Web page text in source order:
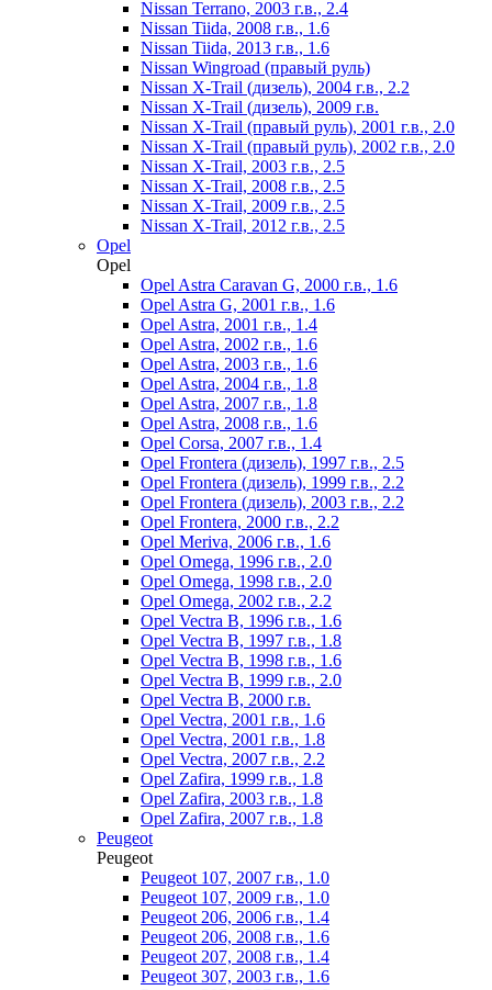
Nissan Terrano, 2003 г.в., 2.4
Nissan Tiida, 2008 г.в., 1.6
Nissan Tiida, 2013 г.в., 1.6
Nissan Wingroad (правый руль)
Nissan X-Trail (дизель), 2004 г.в., 2.2
Nissan X-Trail (дизель), 2009 г.в.
Nissan X-Trail (правый руль), 2001 г.в., 2.0
Nissan X-Trail (правый руль), 2002 г.в., 2.0
Nissan X-Trail, 2003 г.в., 2.5
Nissan X-Trail, 2008 г.в., 2.5
Nissan X-Trail, 2009 г.в., 2.5
Nissan X-Trail, 2012 г.в., 2.5
Opel
Opel
Opel Astra Caravan G, 2000 г.в., 1.6
Opel Astra G, 2001 г.в., 1.6
Opel Astra, 2001 г.в., 1.4
Opel Astra, 2002 г.в., 1.6
Opel Astra, 2003 г.в., 1.6
Opel Astra, 2004 г.в., 1.8
Opel Astra, 2007 г.в., 1.8
Opel Astra, 2008 г.в., 1.6
Opel Corsa, 2007 г.в., 1.4
Opel Frontera (дизель), 1997 г.в., 2.5
Opel Frontera (дизель), 1999 г.в., 2.2
Opel Frontera (дизель), 2003 г.в., 2.2
Opel Frontera, 2000 г.в., 2.2
Opel Meriva, 2006 г.в., 1.6
Opel Omega, 1996 г.в., 2.0
Opel Omega, 1998 г.в., 2.0
Opel Omega, 2002 г.в., 2.2
Opel Vectra B, 1996 г.в., 1.6
Opel Vectra B, 1997 г.в., 1.8
Opel Vectra B, 1998 г.в., 1.6
Opel Vectra B, 1999 г.в., 2.0
Opel Vectra B, 2000 г.в.
Opel Vectra, 2001 г.в., 1.6
Opel Vectra, 2001 г.в., 1.8
Opel Vectra, 2007 г.в., 2.2
Opel Zafira, 1999 г.в., 1.8
Opel Zafira, 2003 г.в., 1.8
Opel Zafira, 2007 г.в., 1.8
Peugeot
Peugeot
Peugeot 107, 2007 г.в., 1.0
Peugeot 107, 2009 г.в., 1.0
Peugeot 206, 2006 г.в., 1.4
Peugeot 206, 2008 г.в., 1.6
Peugeot 207, 2008 г.в., 1.4
Peugeot 307, 2003 г.в., 1.6